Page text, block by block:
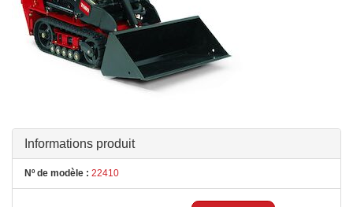
Informations produit
Nº de modèle : 22410